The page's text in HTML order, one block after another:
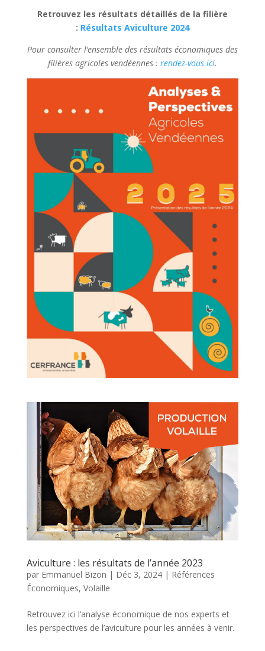
Retrouvez les résultats détaillés de la filière
: Résultats Aviculture 2024
Pour consulter l’ensemble des résultats économiques des
filières agricoles vendéennes : rendez-vous ici.
Aviculture : les résultats de l’année 2023
par Emmanuel Bizon | Déc 3, 2024| Références
Économiques, Volaille
Retrouvez ici l’analyse économique de nos experts et
les perspectives de l’aviculture pour les années à venir.